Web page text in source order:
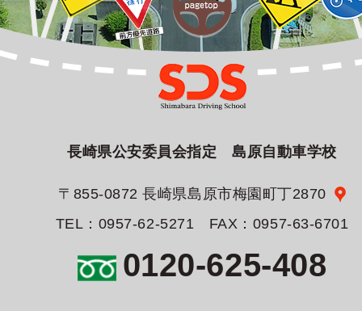
長崎県公安委員会指定 島原自動車学校
〒855-0872 長崎県島原市梅園町丁2870
TEL：0957-62-5271 FAX：0957-63-6701
0120-625-408